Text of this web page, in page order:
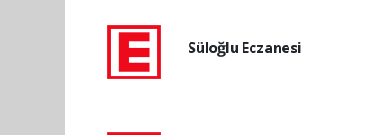
Süloğlu Eczanesi